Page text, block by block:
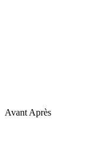
Avant Après